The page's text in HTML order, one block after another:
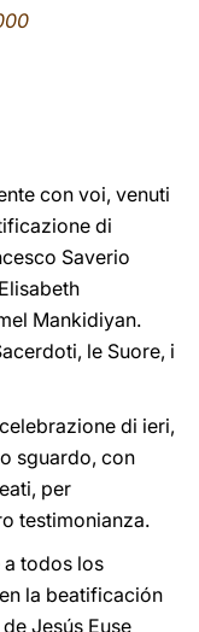
con voi, venuti
di
Saverio
Mankidiyan.
le Suore, i
di ieri,
sguardo, con
per
testimonianza.
a todos los
la beatificación
Jesús Euse